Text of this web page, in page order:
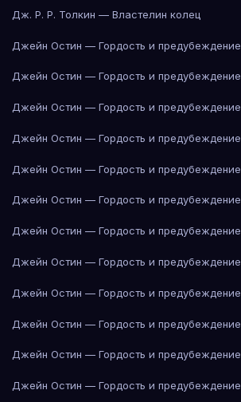
Дж. Р. Р. Толкин — Властелин колец
Джейн Остин — Гордость и предубеждение
Джейн Остин — Гордость и предубеждение
Джейн Остин — Гордость и предубеждение
Джейн Остин — Гордость и предубеждение
Джейн Остин — Гордость и предубеждение
Джейн Остин — Гордость и предубеждение
Джейн Остин — Гордость и предубеждение
Джейн Остин — Гордость и предубеждение
Джейн Остин — Гордость и предубеждение
Джейн Остин — Гордость и предубеждение
Джейн Остин — Гордость и предубеждение
Джейн Остин — Гордость и предубеждение